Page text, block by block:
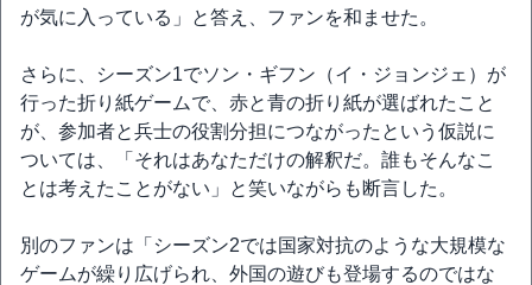
が気に入っている」と答え、ファンを和ませた。
さらに、シーズン1でソン・ギフン（イ・ジョンジェ）が
行った折り紙ゲームで、赤と青の折り紙が選ばれたこと
が、参加者と兵士の役割分担につながったという仮説に
ついては、「それはあなただけの解釈だ。誰もそんなこ
とは考えたことがない」と笑いながらも断言した。
別のファンは「シーズン2では国家対抗のような大規模な
ゲームが繰り広げられ、外国の遊びも登場するのではな